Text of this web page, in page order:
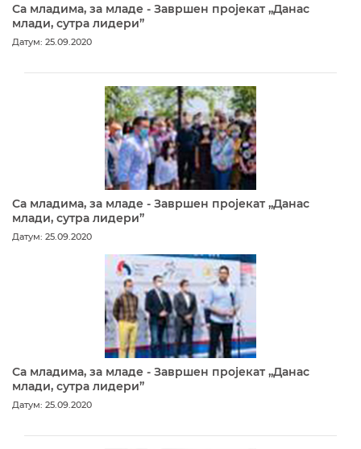
Са младима, за младе - Завршен пројекат „Данас
млади, сутра лидери”
Датум: 25.09.2020
Са младима, за младе - Завршен пројекат „Данас
млади, сутра лидери”
Датум: 25.09.2020
Са младима, за младе - Завршен пројекат „Данас
млади, сутра лидери”
Датум: 25.09.2020